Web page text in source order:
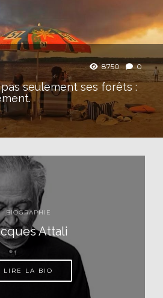
8750 0
seulement ses forêts :
des régimes de
bonne nouvelle :
s’améliore et il faut
en plus...
BIOGRAPHIE
Attali
LIRE LA BIO